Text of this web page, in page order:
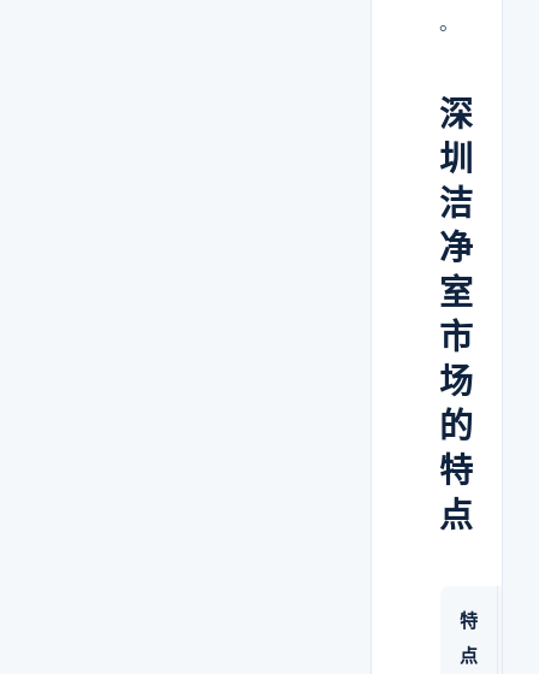
。
深
圳
洁
净
室
市
场
的
特
点
特
点